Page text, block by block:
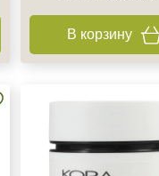
В корзину